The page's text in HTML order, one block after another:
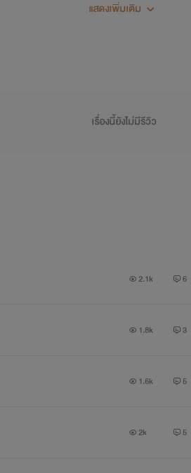
ายแปลกหน้าที่ขึ้นเตียงร่วมรักกัน เข
ถนา ...เขากำลังจะใช้มันกับ ปาร์ค
จิตวิทยาสภาพแวดล้อม ของมหาวิ
แสดงเพิ่มเติม
เรื่องนี้ยังไม่มีรีวิว
2.1k 6
1.8k 3
1.6k 5
2k 5